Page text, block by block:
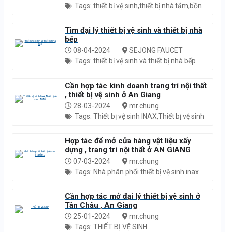
Nguồn hàng sỉ phụ kiện bếp
Nguồn hàng sỉ sơn
Nguồn hàng sỉ sơn nước
Nguồn hàng sỉ decor
Tìm đại lý thiết bị vệ sinh và thiết bị nhà
bếp
08-04-2024
SEJONG FAUCET
Tags: thiết bị vệ sinh và thiết bị nhà bếp
Cần hợp tác kinh doanh trang trí nội thất
, thiết bị vệ sinh ở An Giang
28-03-2024
mr.chung
Hợp tác để mở cửa hàng vật liệu xấy
dựng , trang trí nội thất ở AN GIANG
07-03-2024
mr.chung
Cần hợp tác mở đại lý thiết bị vệ sinh ở
Tân Châu , An Giang
25-01-2024
mr.chung
Tags: THIẾT BỊ VỆ SINH